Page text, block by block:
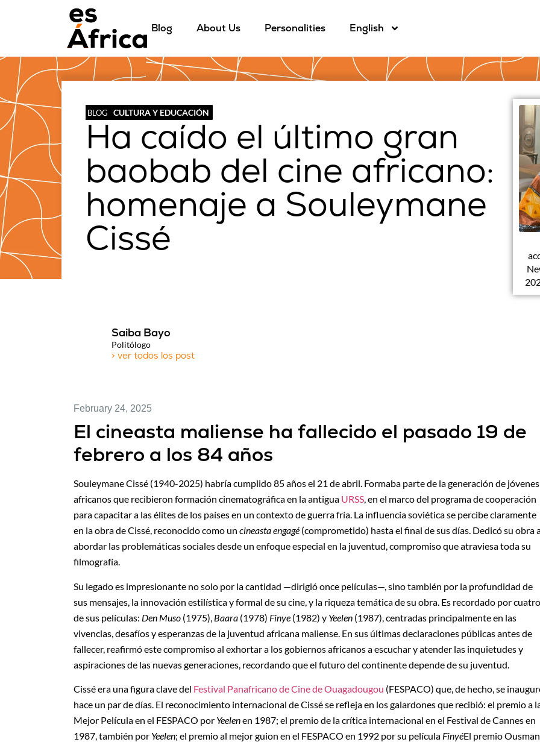
Blog About Us Personalities English
BLOG CULTURA Y EDUCACIÓN
Ha caído el último gran
baobab del cine africano:
homenaje a Souleymane
Cissé
Saiba Bayo
Politólogo
> ver todos los post
February 24, 2025
El cineasta maliense ha fallecido el pasado 19 de
febrero a los 84 años
Souleymane Cissé (1940-2025) habría cumplido 85 años el 21 de abril. Formaba parte de la generación de jóvenes
africanos que recibieron formación cinematográfica en la antigua URSS, en el marco del programa de cooperación
para capacitar a las élites de los países en un contexto de guerra fría. La influencia soviética se percibe claramente
en la obra de Cissé, reconocido como un cineasta engagé (comprometido) hasta el final de sus días. Dedicó su obra
abordar las problemáticas sociales desde un enfoque especial en la juventud, compromiso que atraviesa toda su
filmografía.
Su legado es impresionante no solo por la cantidad —dirigió once películas—, sino también por la profundidad de
sus mensajes, la innovación estilística y formal de su cine, y la riqueza temática de su obra. Es recordado por cuatro
de sus películas: Den Muso (1975), Baara (1978) Finye (1982) y Yeelen (1987), centradas principalmente en las
vivencias, desafíos y esperanzas de la juventud africana maliense. En sus últimas declaraciones públicas antes de
fallecer, reafirmó este compromiso al exhortar a los gobiernos africanos a escuchar y atender las inquietudes y
aspiraciones de las nuevas generaciones, recordando que el futuro del continente depende de su juventud.
Cissé era una figura clave del Festival Panafricano de Cine de Ouagadougou (FESPACO) que, de hecho, se
hace un par de días. El reconocimiento internacional de Cissé se refleja en los galardones que recibió: el premio a
Mejor Película en el FESPACO por Yeelenen 1987; el premio de la crítica internacional en el Festival de Cannes en
1987, también por Yeelen; el premio al mejor guion en el FESPACO en 1992 por su película FinyéEl premio